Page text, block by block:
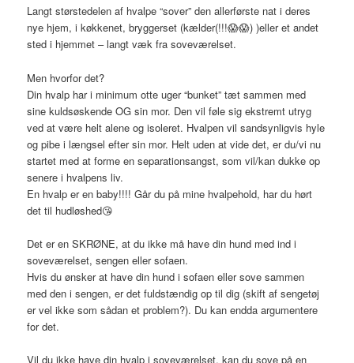
Langt størstedelen af hvalpe “sover” den allerførste nat i deres
nye hjem, i køkkenet, bryggerset (kælder(!!!😱😱) )eller et andet
sted i hjemmet – langt væk fra soveværelset.
Men hvorfor det?
Din hvalp har i minimum otte uger “bunket” tæt sammen med
sine kuldsøskende OG sin mor. Den vil føle sig ekstremt utryg
ved at være helt alene og isoleret. Hvalpen vil sandsynligvis hyle
og pibe i længsel efter sin mor. Helt uden at vide det, er du/vi nu
startet med at forme en separationsangst, som vil/kan dukke op
senere i hvalpens liv.
En hvalp er en baby!!!! Går du på mine hvalpehold, har du hørt
det til hudløshed😘
Det er en SKRØNE, at du ikke må have din hund med ind i
soveværelset, sengen eller sofaen.
Hvis du ønsker at have din hund i sofaen eller sove sammen
med den i sengen, er det fuldstændig op til dig (skift af sengetøj
er vel ikke som sådan et problem?). Du kan endda argumentere
for det.
Vil du ikke have din hvalp i soveværelset, kan du sove på en